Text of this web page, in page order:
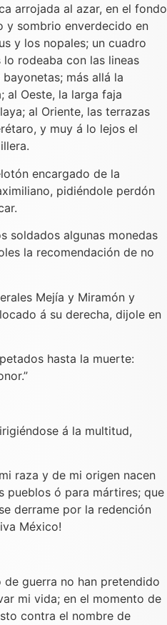
arrojada al azar, en el fondo
y sombrio enverdecido en
y los nopales; un cuadro
rodeaba con las lineas
más allá la
al Oeste, la larga faja
al Oriente, las terrazas
y muy á lo lejos el
encargado de la
pidiéndole perdón
soldados algunas monedas
la recomendación de no
Mejía y Miramón y
á su derecha, dijole en
hasta la muerte:
á la multitud,
raza y de mi origen nacen
pueblos ó para mártires; que
derrame por la redención
México!
de guerra no han pretendido
mi vida; en el momento de
contra el nombre de